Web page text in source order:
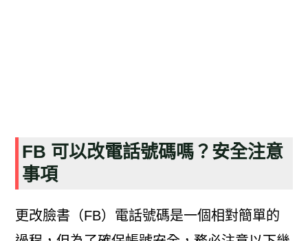
FB 可以改電話號碼嗎？安全注意
事項
更改臉書（FB）電話號碼是一個相對簡單的